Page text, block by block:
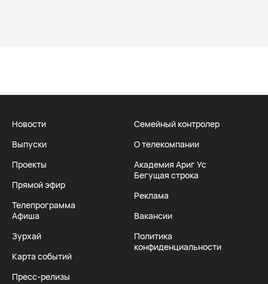
Новости
Выпуски
Проекты
Прямой эфир
Телепрограмма
Афиша
Зурхай
Карта событий
Пресс-релизы
Семейный контролер
О телекомпании
Академия Ариг Ус
Бегущая строка
Реклама
Вакансии
Политика
конфиденциальности